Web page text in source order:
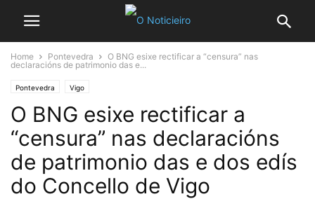
Home Pontevedra
O BNG esixe rectificar a “censura” nas
declaracións de patrimonio das e...
Pontevedra Vigo
O BNG esixe rectificar a
“censura” nas declaracións
de patrimonio das e dos edís
do Concello de Vigo